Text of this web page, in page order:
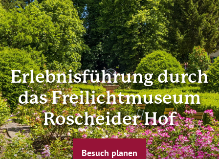
Erlebnisführung durch
das Freilichtmuseum
Roscheider Hof
Besuch planen